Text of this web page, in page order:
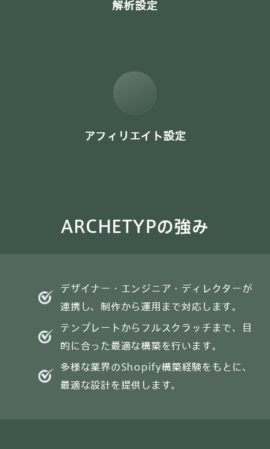
解析設定
アフィリエイト設定
ARCHETYPの強み
デザイナー・エンジニア・ディレクターが
連携し、制作から運用まで対応します。
テンプレートからフルスクラッチまで、目
的に合った最適な構築を行います。
多様な業界のShopify構築経験をもとに、
最適な設計を提供します。